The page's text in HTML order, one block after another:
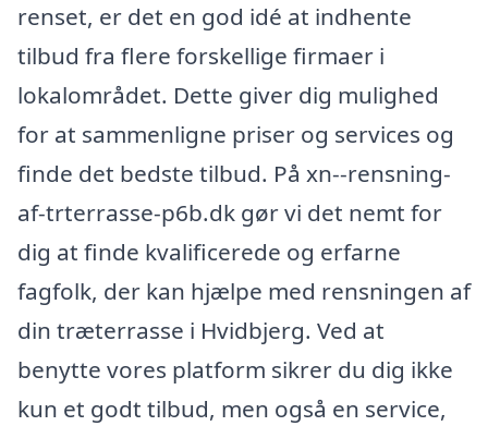
renset, er det en god idé at indhente
tilbud fra flere forskellige firmaer i
lokalområdet. Dette giver dig mulighed
for at sammenligne priser og services og
finde det bedste tilbud. På xn--rensning-
af-trterrasse-p6b.dk gør vi det nemt for
dig at finde kvalificerede og erfarne
fagfolk, der kan hjælpe med rensningen af
din træterrasse i Hvidbjerg. Ved at
benytte vores platform sikrer du dig ikke
kun et godt tilbud, men også en service,